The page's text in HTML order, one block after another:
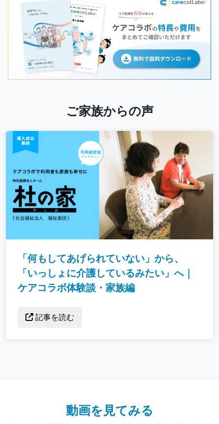
ご家族からの声
「何もしてあげられていない」から、
「いっしょに介護しているみたい」へ｜
ケアコラボ体験談・家族編
記事を読む
動画を見てみる